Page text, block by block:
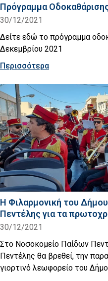
Πρόγραμμα
30/12/2021
Δείτε εδώ το πρόγραμμα
Δεκεμβρίου 2021
Περισσότερα
Η Φιλαρμονική του
Πεντέλης για τα
30/12/2021
Στο Νοσοκομείο Παίδων
Πεντέλης θα βρεθεί, την
γιορτινό λεωφορείο του